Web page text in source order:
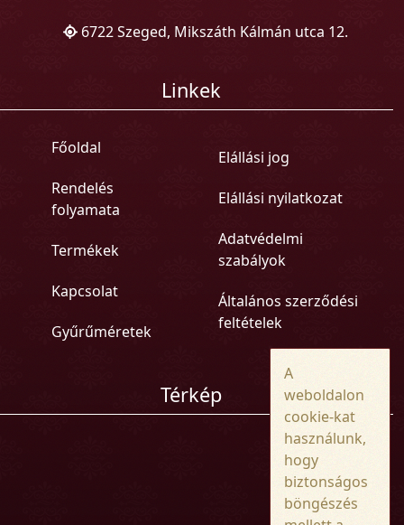
6722 Szeged, Mikszáth Kálmán utca 12.
Linkek
Főoldal
Rendelés
folyamata
Termékek
Kapcsolat
Gyűrűméretek
Elállási jog
Elállási nyilatkozat
Adatvédelmi
szabályok
Általános szerződési
feltételek
Térkép
A
weboldalon
cookie-kat
használunk,
hogy
biztonságos
böngészés